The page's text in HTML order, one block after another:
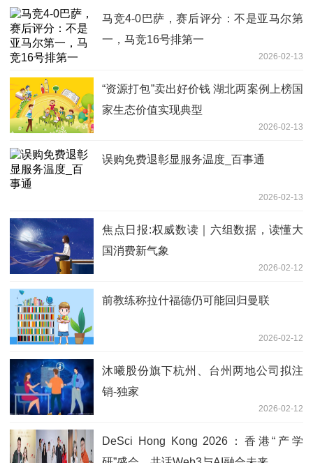
马竞4-0巴萨，赛后评分：不是亚马尔第
一，马竞16号排第一
2026-02-13
“资源打包”卖出好价钱 湖北两案例上榜国
家生态价值实现典型
2026-02-13
误购免费退彰显服务温度_百事通
2026-02-13
焦点日报:权威数读｜六组数据，读懂大
国消费新气象
2026-02-12
前教练称拉什福德仍可能回归曼联
2026-02-12
沐曦股份旗下杭州、台州两地公司拟注
销-独家
2026-02-12
DeSci Hong Kong 2026：香港“产学